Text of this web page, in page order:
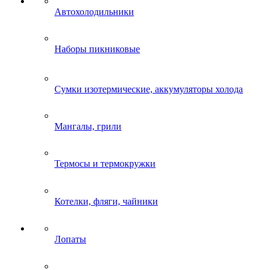
Автохолодильники
Наборы пикниковые
Сумки изотермические, аккумуляторы холода
Мангалы, грили
Термосы и термокружки
Котелки, фляги, чайники
Лопаты